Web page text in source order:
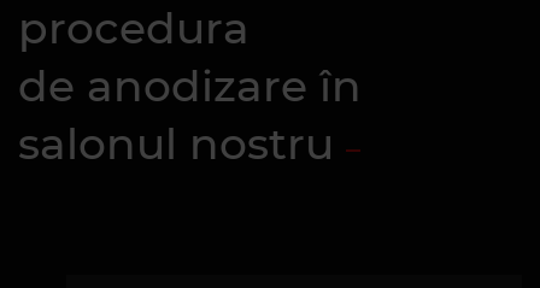
procedura
de anodizare în
salonul nostru